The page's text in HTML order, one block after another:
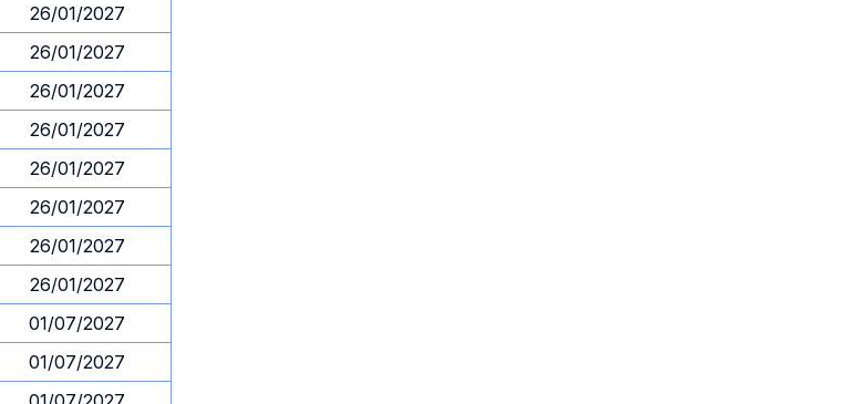
26/01/2027
26/01/2027
26/01/2027
26/01/2027
26/01/2027
26/01/2027
26/01/2027
26/01/2027
01/07/2027
01/07/2027